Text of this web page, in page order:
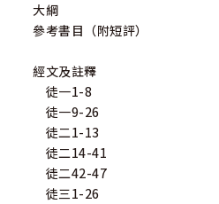
大綱
參考書目（附短評）
經文及註釋
徒一1-8
徒一9-26
徒二1-13
徒二14-41
徒二42-47
徒三1-26